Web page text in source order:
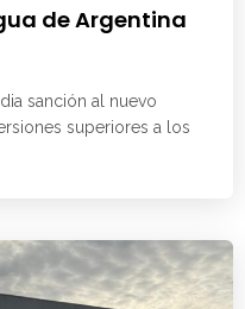
de Argentina
sanción al nuevo
superiores a los